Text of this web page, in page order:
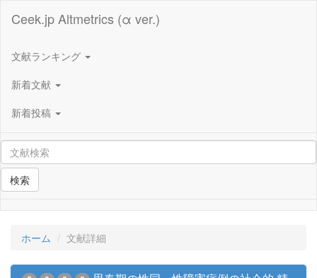
Ceek.jp Altmetrics (α ver.)
文献ランキング
新着文献
新着投稿
検索
ホーム 文献詳細